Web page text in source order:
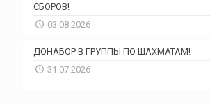
СБОРОВ!
03.08.2026
ДОНАБОР В ГРУППЫ ПО ШАХМАТАМ!
31.07.2026